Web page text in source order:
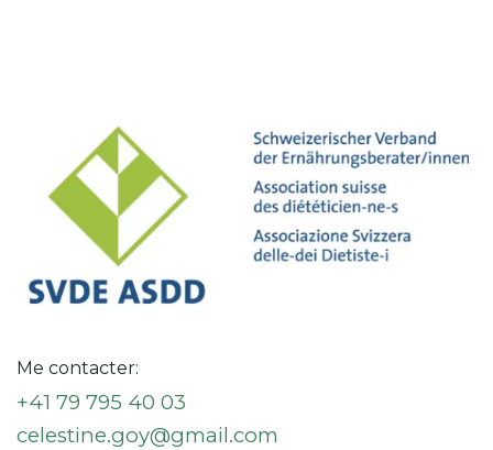
Me contacter:
+41 79 795 40 03
celestine.goy@gmail.com